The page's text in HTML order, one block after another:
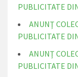
PUBLICITATE
ANUNŢ
PUBLICITATE
ANUNŢ
PUBLICITATE